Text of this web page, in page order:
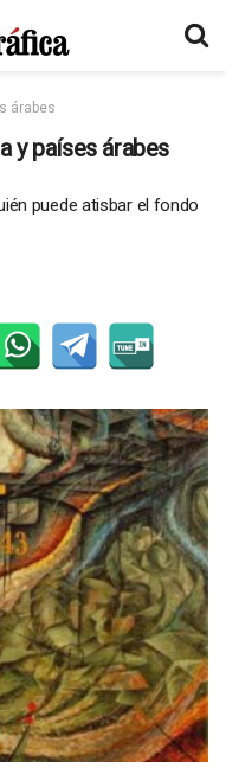
árabes
y países árabes
puede atisbar el fondo